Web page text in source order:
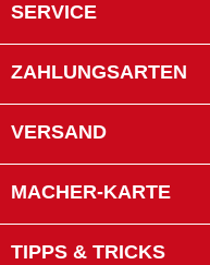
SERVICE
ZAHLUNGSARTEN
VERSAND
MACHER-KARTE
TIPPS & TRICKS